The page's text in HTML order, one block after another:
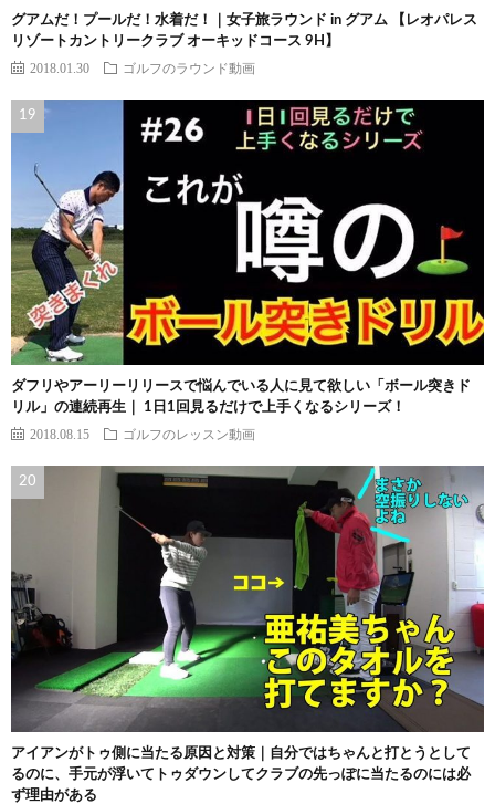
グアムだ！プールだ！水着だ！｜女子旅ラウンド in グアム 【レオパレス
リゾートカントリークラブ オーキッドコース 9H】
2018.01.30 ゴルフのラウンド動画
ダフリやアーリーリリースで悩んでいる人に見て欲しい「ボール突きド
リル」の連続再生｜ 1日1回見るだけで上手くなるシリーズ！
2018.08.15 ゴルフのレッスン動画
アイアンがトゥ側に当たる原因と対策｜自分ではちゃんと打とうとして
るのに、手元が浮いてトゥダウンしてクラブの先っぽに当たるのには必
ず理由がある